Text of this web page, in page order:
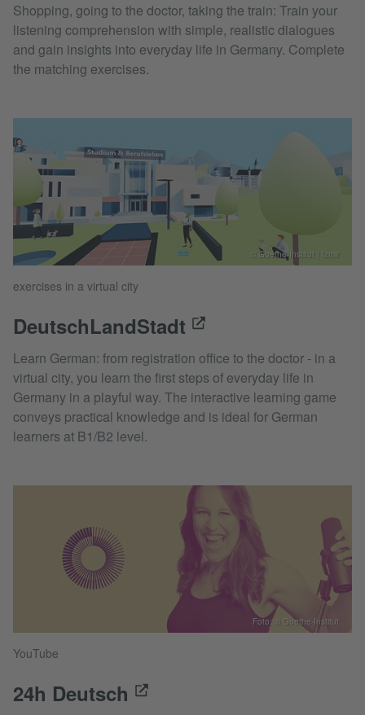
Shopping, going to the doctor, taking the train: Train your
listening comprehension with simple, realistic dialogues
and gain insights into everyday life in Germany. Complete
the matching exercises.
exercises in a virtual city
DeutschLandStadt
Learn German: from registration office to the doctor - in a
virtual city, you learn the first steps of everyday life in
Germany in a playful way. The interactive learning game
conveys practical knowledge and is ideal for German
learners at B1/B2 level.
© Goethe-Institut | Izmir
YouTube
24h Deutsch
Foto: © Goethe-Institut